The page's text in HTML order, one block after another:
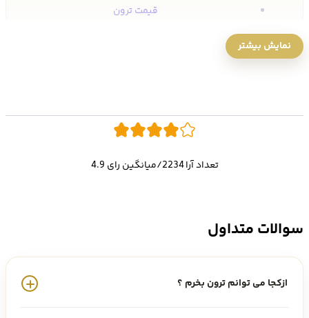
قیمت ترون
آیا ترون می تواند به 1 دلار برسد؟
چه چیزی ترون را منحصر به فرد می کند؟
دریافت ایردراپ اوکی اکسچنج
نمایش بیشتر
تعداد آرا 2234/میانگین رای 4.9
سوالات متداول
ازکجا می توانم ترون بخرم ؟